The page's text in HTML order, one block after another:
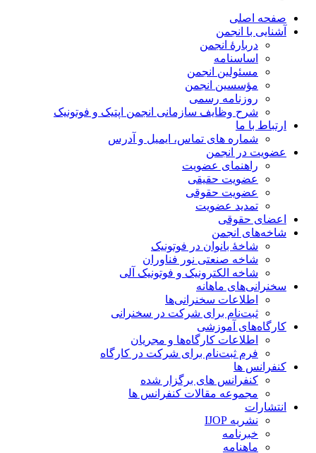
صفحه اصلی
آشنایی با انجمن
دربارۀ انجمن
اساسنامه
مسئولین انجمن
مؤسسین انجمن
روزنامه رسمی
شرح وظایف سازمانی انجمن اپتیک و فوتونیک
ارتباط با ما
شماره های تماس، ایمیل و آدرس
عضویت در انجمن
راهنمای عضویت
عضویت حقیقی
عضویت حقوقی
تمدید عضویت
اعضای حقوقی
شاخه‌های انجمن
شاخۀ بانوان در فوتونیک
شاخه صنعتی نور فناوران
شاخه‌ الکترونیک و فوتونیک آلی
سخنرانی‌های ماهانه
اطلاعات سخنرانی‌‌ها
ثبت‌نام برای شرکت در سخنرانی
کارگاه‌های آموزشی
اطلاعات کارگاه‌ها و مجریان
فرم ثبت‌نام برای شرکت در کارگاه
کنفرانس ها
کنفرانس های برگزار شده
مجموعه مقالات کنفرانس ها
انتشارات
نشریه IJOP
خبرنامه
ماهنامه